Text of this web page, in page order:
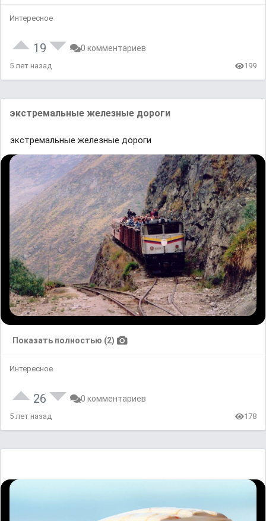
Интересное
19 0 комментариев
5 лет назад 199
экстремальные железные дороги
экстремальные железные дороги
Показать полностью (2)
Интересное
26 0 комментариев
5 лет назад 178